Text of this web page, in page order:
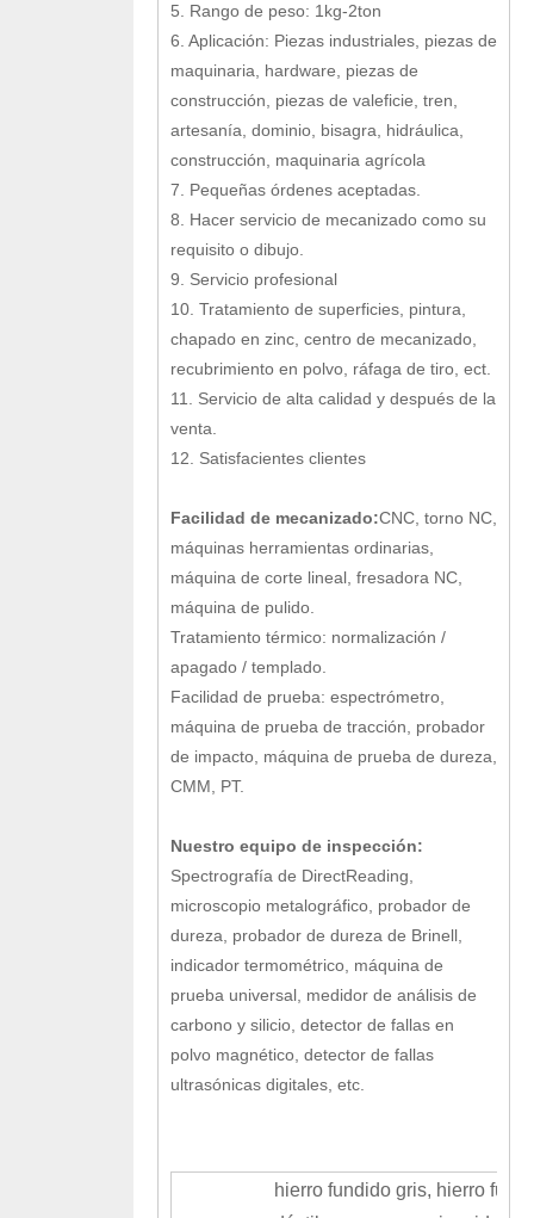
5. Rango de peso: 1kg-2ton
6. Aplicación: Piezas industriales, piezas de
maquinaria, hardware, piezas de
construcción, piezas de valeficie, tren,
artesanía, dominio, bisagra, hidráulica,
construcción, maquinaria agrícola
7. Pequeñas órdenes aceptadas.
8. Hacer servicio de mecanizado como su
requisito o dibujo.
9. Servicio profesional
10. Tratamiento de superficies, pintura,
chapado en zinc, centro de mecanizado,
recubrimiento en polvo, ráfaga de tiro, ect.
11. Servicio de alta calidad y después de la
venta.
12. Satisfacientes clientes
Facilidad de mecanizado:CNC, torno NC,
máquinas herramientas ordinarias,
máquina de corte lineal, fresadora NC,
máquina de pulido.
Tratamiento térmico: normalización /
apagado / templado.
Facilidad de prueba: espectrómetro,
máquina de prueba de tracción, probador
de impacto, máquina de prueba de dureza,
CMM, PT.
Nuestro equipo de inspección:
Spectrografía de DirectReading,
microscopio metalográfico, probador de
dureza, probador de dureza de Brinell,
indicador termométrico, máquina de
prueba universal, medidor de análisis de
carbono y silicio, detector de fallas en
polvo magnético, detector de fallas
ultrasónicas digitales, etc.
hierro fundido gris, hierro